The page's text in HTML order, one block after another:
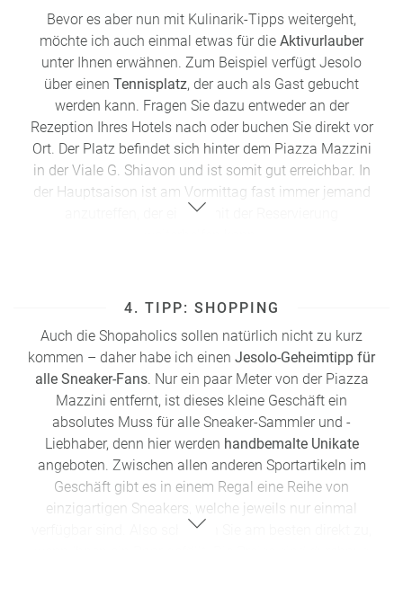
Bevor es aber nun mit Kulinarik-Tipps weitergeht,
möchte ich auch einmal etwas für die Aktivurlauber
unter Ihnen erwähnen. Zum Beispiel verfügt Jesolo
über einen Tennisplatz, der auch als Gast gebucht
werden kann. Fragen Sie dazu entweder an der
Rezeption Ihres Hotels nach oder buchen Sie direkt vor
Ort. Der Platz befindet sich hinter dem Piazza Mazzini
in der Viale G. Shiavon und ist somit gut erreichbar. In
der Hauptsaison ist am Vormittag fast immer jemand
anzutreffen, der einem mit der Reservierung
so warmen Tag ein kleinesFamilienturnier
erste Platz befindet sich direkt hinter dem Tennisplatz
am Piazza Mazzini. Nummer zwei findet man etwas
weiter unten direkt an der Piazzetta Casa Bianca.
Wer noch mehr Aktion möchte, kann sich ein Leihrad
schnappen und das Stück Richtung Landesinnere zur
Go-Kart-Bahnradeln. Die „Pista Azzurra“ verspricht in
jedem Fall den einen oder anderen Adrenalinschub für
Motorsport-Fans.
Adresse „Pista Azzurra“: Via Roma Destra 90, 30016
4. TIPP: SHOPPING
Auch die Shopaholics sollen natürlich nicht zu kurz
kommen – daher habe ich einen Jesolo-Geheimtipp für
alle Sneaker-Fans. Nur ein paar Meter von der Piazza
Mazzini entfernt, ist dieses kleine Geschäft ein
absolutes Muss für alle Sneaker-Sammler und -
Liebhaber, denn hier werden handbemalte Unikate
angeboten. Zwischen allen anderen Sportartikeln im
Geschäft gibt es in einem Regal eine Reihe von
einzigartigen Sneakers, welche jeweils nur einmal
verfügbar sind. Also schlagen Sie am besten direkt zu,